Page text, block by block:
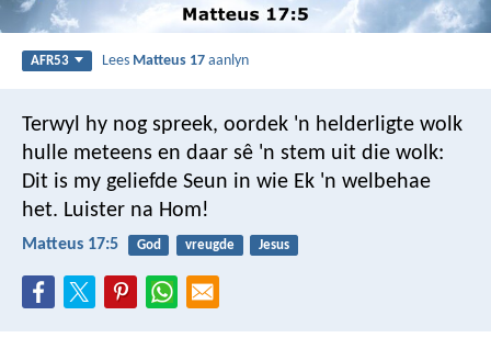
AFR53 Lees Matteus 17 aanlyn
Terwyl hy nog spreek, oordek 'n helderligte wolk
hulle meteens en daar sê 'n stem uit die wolk:
Dit is my geliefde Seun in wie Ek 'n welbehae
het. Luister na Hom!
Matteus 17:5 God vreugde Jesus